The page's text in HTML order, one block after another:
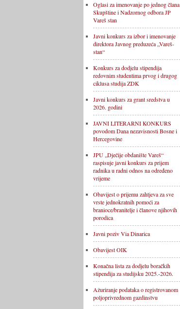
Oglasi za imenovanje po jednog člana
Skupštine i Nadzornog odbora JP
Vareš stan
Javni konkurs za izbor i imenovanje
direktora Javnog preduzeća „Vareš-
stan“
Konkurs za dodjelu stipendija
redovnim studentima prvog i drugog
ciklusa studija ZDK
Javni konkurs za grant sredstva u
2026. godini
JAVNI LITERARNI KONKURS
povodom Dana nezavisnosti Bosne i
Hercegovine
JPU „Dječije obdanište Vareš“
raspisuje javni konkurs za prijem
radnika u radni odnos na određeno
vrijeme
Obavijest o prijemu zahtjeva za sve
vrste jednokratnih pomoći za
branioce/branitelje i članove njihovih
porodica
Javni poziv Via Dinarica
Obavijest OIK
Konačna lista za dodjelu boračkih
stipendija za studijsku 2025.-2026.
Ažuriranje podataka o registrovanom
poljoprivrednom gazdinstvu